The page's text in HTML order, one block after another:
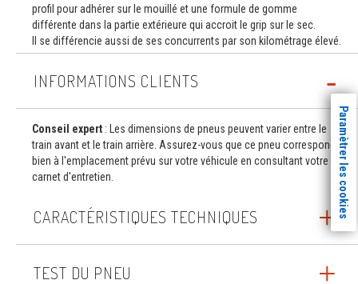
profil pour adhérer sur le mouillé et une formule de gomme
différente dans la partie extérieure qui accroit le grip sur le sec.
Il se différencie aussi de ses concurrents par son kilométrage élevé.
INFORMATIONS CLIENTS
Conseil expert : Les dimensions de pneus peuvent varier entre le
train avant et le train arrière. Assurez-vous que ce pneu correspond
bien à l'emplacement prévu sur votre véhicule en consultant votre
carnet d'entretien.
CARACTÉRISTIQUES TECHNIQUES
TEST DU PNEU
Paramètrer les cookies